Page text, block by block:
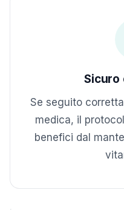
Sicuro
Se seguito
medica, il
benefici dal